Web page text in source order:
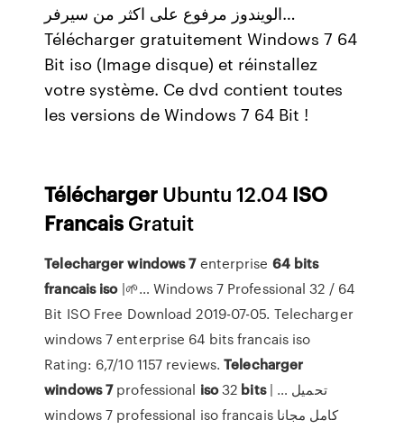
الويندوز مرفوع على اكثر من سيرفر…
Télécharger gratuitement Windows 7 64
Bit iso (Image disque) et réinstallez
votre système. Ce dvd contient toutes
les versions de Windows 7 64 Bit !
Télécharger Ubuntu 12.04 ISO
Francais Gratuit
Telecharger windows7enterprise 64 bits
francais iso|🌱… Windows 7 Professional 32 / 64
Bit ISO Free Download 2019-07-05. Telecharger
windows 7 enterprise 64 bits francais iso
Rating: 6,7/10 1157 reviews.Telecharger
windows7professional iso32 bits| … تحميل
windows 7 professional iso francais كامل مجانا